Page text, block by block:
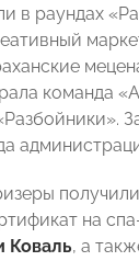
в раундах
команда
на
Коваль, а